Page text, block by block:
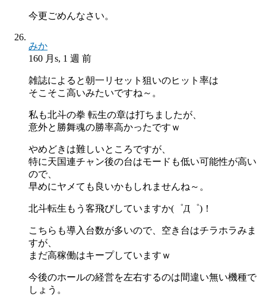
今更ごめんなさい。
みか
160 月s, 1 週 前
雑誌によると朝一リセット狙いのヒット率は
そこそこ高いみたいですね～。
私も北斗の拳 転生の章は打ちましたが、
意外と勝舞魂の勝率高かったですｗ
やめどきは難しいところですが、
特に天国連チャン後の台はモードも低い可能性が高い
ので、
早めにヤメても良いかもしれませんね～。
北斗転生もう客飛びしていますか(゜Д゜)！
こちらも導入台数が多いので、空き台はチラホラみま
すが、
まだ高稼働はキープしていますｗ
今後のホールの経営を左右するのは間違い無い機種で
しょう。